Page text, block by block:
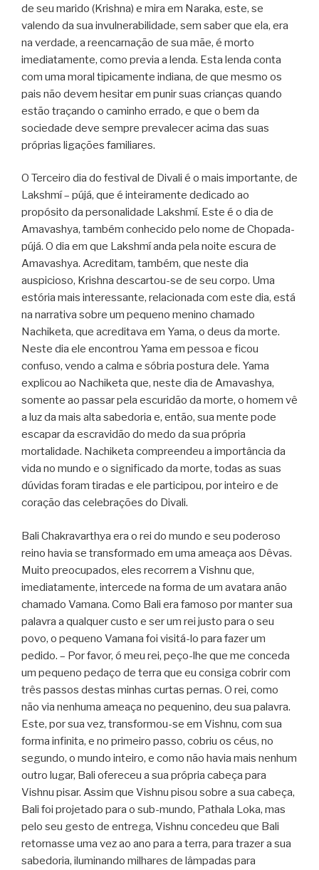
de seu marido (Krishna) e mira em Naraka, este, se
valendo da sua invulnerabilidade, sem saber que ela, era
na verdade, a reencarnação de sua mãe, é morto
imediatamente, como previa a lenda. Esta lenda conta
com uma moral tipicamente indiana, de que mesmo os
pais não devem hesitar em punir suas crianças quando
estão traçando o caminho errado, e que o bem da
sociedade deve sempre prevalecer acima das suas
próprias ligações familiares.
O Terceiro dia do festival de Divali é o mais importante, de
Lakshmí – pújá, que é inteiramente dedicado ao
propósito da personalidade Lakshmí. Este é o dia de
Amavashya, também conhecido pelo nome de Chopada-
pújá. O dia em que Lakshmí anda pela noite escura de
Amavashya. Acreditam, também, que neste dia
auspicioso, Krishna descartou-se de seu corpo. Uma
estória mais interessante, relacionada com este dia, está
na narrativa sobre um pequeno menino chamado
Nachiketa, que acreditava em Yama, o deus da morte.
Neste dia ele encontrou Yama em pessoa e ficou
confuso, vendo a calma e sóbria postura dele. Yama
explicou ao Nachiketa que, neste dia de Amavashya,
somente ao passar pela escuridão da morte, o homem vê
a luz da mais alta sabedoria e, então, sua mente pode
escapar da escravidão do medo da sua própria
mortalidade. Nachiketa compreendeu a importância da
vida no mundo e o significado da morte, todas as suas
dúvidas foram tiradas e ele participou, por inteiro e de
coração das celebrações do Divali.
Bali Chakravarthya era o rei do mundo e seu poderoso
reino havia se transformado em uma ameaça aos Dêvas.
Muito preocupados, eles recorrem a Vishnu que,
imediatamente, intercede na forma de um avatara anão
chamado Vamana. Como Bali era famoso por manter sua
palavra a qualquer custo e ser um rei justo para o seu
povo, o pequeno Vamana foi visitá-lo para fazer um
pedido. – Por favor, ó meu rei, peço-lhe que me conceda
um pequeno pedaço de terra que eu consiga cobrir com
três passos destas minhas curtas pernas. O rei, como
não via nenhuma ameaça no pequenino, deu sua palavra.
Este, por sua vez, transformou-se em Vishnu, com sua
forma infinita, e no primeiro passo, cobriu os céus, no
segundo, o mundo inteiro, e como não havia mais nenhum
outro lugar, Bali ofereceu a sua própria cabeça para
Vishnu pisar. Assim que Vishnu pisou sobre a sua cabeça,
Bali foi projetado para o sub-mundo, Pathala Loka, mas
pelo seu gesto de entrega, Vishnu concedeu que Bali
retornasse uma vez ao ano para a terra, para trazer a sua
sabedoria, iluminando milhares de lâmpadas para